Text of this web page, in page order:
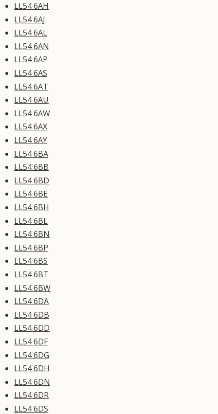
LL54 6AH
LL54 6AJ
LL54 6AL
LL54 6AN
LL54 6AP
LL54 6AS
LL54 6AT
LL54 6AU
LL54 6AW
LL54 6AX
LL54 6AY
LL54 6BA
LL54 6BB
LL54 6BD
LL54 6BE
LL54 6BH
LL54 6BL
LL54 6BN
LL54 6BP
LL54 6BS
LL54 6BT
LL54 6BW
LL54 6DA
LL54 6DB
LL54 6DD
LL54 6DF
LL54 6DG
LL54 6DH
LL54 6DN
LL54 6DR
LL54 6DS